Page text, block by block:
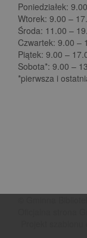
Poniedziałek:
Wtorek: 9.00 –
Środa: 11.00 –
Czwartek: 9.00 –
Piątek: 9.00 –
Sobota*: 9.00 –
*pierwsza i